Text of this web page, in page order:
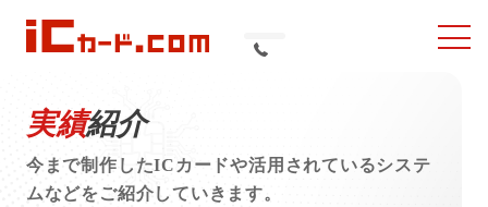
社
製品ラインナップ
ICカード印刷
ナ
実績紹介
今まで制作したICカードや活用されているシステ
ムなどをご紹介していきます。